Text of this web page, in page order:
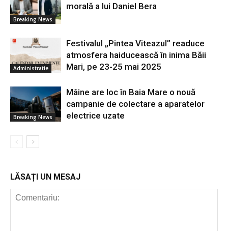
Breaking News
morală a lui Daniel Bera
Administratie
Festivalul „Pintea Viteazul” readuce
atmosfera haiducească în inima Băii
Mari, pe 23-25 mai 2025
Breaking News
Mâine are loc în Baia Mare o nouă
campanie de colectare a aparatelor
electrice uzate
LĂSAȚI UN MESAJ